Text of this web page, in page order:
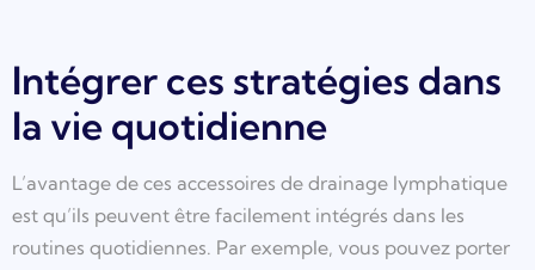
Intégrer ces stratégies dans
la vie quotidienne
L’avantage de ces accessoires de drainage lymphatique
est qu’ils peuvent être facilement intégrés dans les
routines quotidiennes. Par exemple, vous pouvez porter